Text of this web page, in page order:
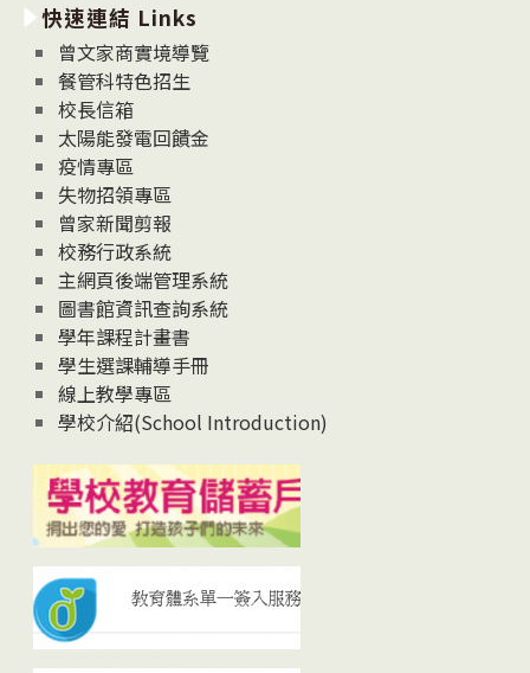
消
息
News
快速連結 Links
曾文家商實境導覽
餐管科特色招生
校長信箱
太陽能發電回饋金
疫情專區
失物招領專區
曾家新聞剪報
校務行政系統
主網頁後端管理系統
圖書館資訊查詢系統
學年課程計畫書
學生選課輔導手冊
線上教學專區
學校介紹(School Introduction)